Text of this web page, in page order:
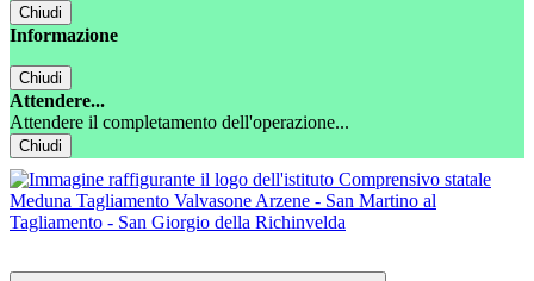
Chiudi
Informazione
Chiudi
Attendere...
Attendere il completamento dell'operazione...
Chiudi